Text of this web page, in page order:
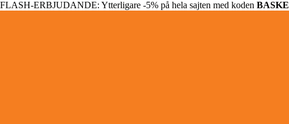
FLASH-ERBJUDANDE: Ytterligare -5% på hela sajten med koden